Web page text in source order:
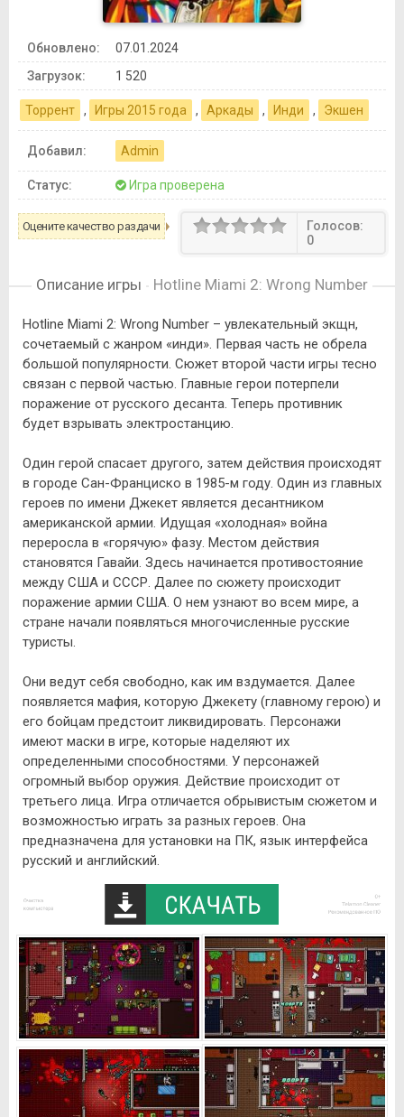
Обновлено:
07.01.2024
Загрузок:
1 520
Торрент , Игры 2015 года , Аркады , Инди , Экшен
Добавил: Admin
Статус: Игра проверена
Оцените качество раздачи
Голосов:
0
Описание игры Hotline Miami 2: Wrong Number
Hotline Miami 2: Wrong Number – увлекательный экщн,
сочетаемый с жанром «инди». Первая часть не обрела
большой популярности. Сюжет второй части игры тесно
связан с первой частью. Главные герои потерпели
поражение от русского десанта. Теперь противник
будет взрывать электростанцию.
Один герой спасает другого, затем действия происходят
в городе Сан-Франциско в 1985-м году. Один из главных
героев по имени Джекет является десантником
американской армии. Идущая «холодная» война
переросла в «горячую» фазу. Местом действия
становятся Гавайи. Здесь начинается противостояние
между США и СССР. Далее по сюжету происходит
поражение армии США. О нем узнают во всем мире, а
стране начали появляться многочисленные русские
туристы.
Они ведут себя свободно, как им вздумается. Далее
появляется мафия, которую Джекету (главному герою) и
его бойцам предстоит ликвидировать. Персонажи
имеют маски в игре, которые наделяют их
определенными способностями. У персонажей
огромный выбор оружия. Действие происходит от
третьего лица. Игра отличается обрывистым сюжетом и
возможностью играть за разных героев. Она
предназначена для установки на ПК, язык интерфейса
русский и английский.